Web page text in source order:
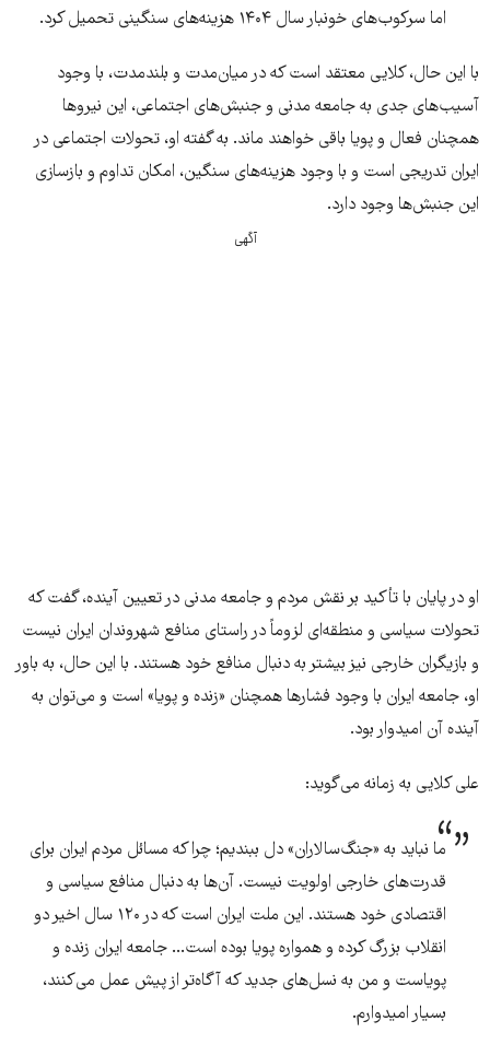
اما سرکوب‌های خونبار سال ۱۴۰۴ هزینه‌های سنگینی تحمیل کرد.
با این حال، کلایی معتقد است که در میان‌مدت و بلندمدت، با وجود
آسیب‌های جدی به جامعه مدنی و جنبش‌های اجتماعی، این نیروها
همچنان فعال و پویا باقی خواهند ماند. به گفته او، تحولات اجتماعی در
ایران تدریجی است و با وجود هزینه‌های سنگین، امکان تداوم و بازسازی
این جنبش‌ها وجود دارد.
آگهی
او در پایان با تأکید بر نقش مردم و جامعه مدنی در تعیین آینده، گفت که
تحولات سیاسی و منطقه‌ای لزوماً در راستای منافع شهروندان ایران نیست
و بازیگران خارجی نیز بیشتر به دنبال منافع خود هستند. با این حال، به باور
او، جامعه ایران با وجود فشارها همچنان «زنده و پویا» است و می‌توان به
آینده آن امیدوار بود.
علی کلایی به زمانه می‌گوید:
ما نباید به «جنگ‌سالاران» دل ببندیم؛ چرا که مسائل مردم ایران برای
قدرت‌های خارجی اولویت نیست. آن‌ها به دنبال منافع سیاسی و
اقتصادی خود هستند. این ملت ایران است که در ۱۲۰ سال اخیر دو
انقلاب بزرگ کرده و همواره پویا بوده است... جامعه ایران زنده و
پویاست و من به نسل‌های جدید که آگاه‌تر از پیش عمل می‌کنند،
بسیار امیدوارم.